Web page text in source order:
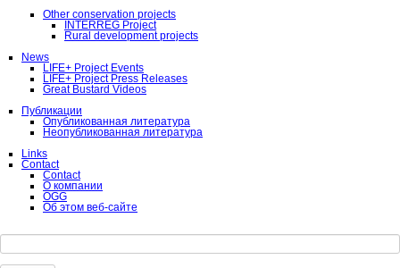
Other conservation projects
INTERREG Project
Rural development projects
News
LIFE+ Project Events
LIFE+ Project Press Releases
Great Bustard Videos
Публикации
Опубликованная литература
Неопубликованная литература
Links
Contact
Contact
О компании
ÖGG
Об этом веб-сайте
Ключевые
слова